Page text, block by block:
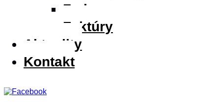
Zmluvy
Faktúry
Aktuality
Kontakt